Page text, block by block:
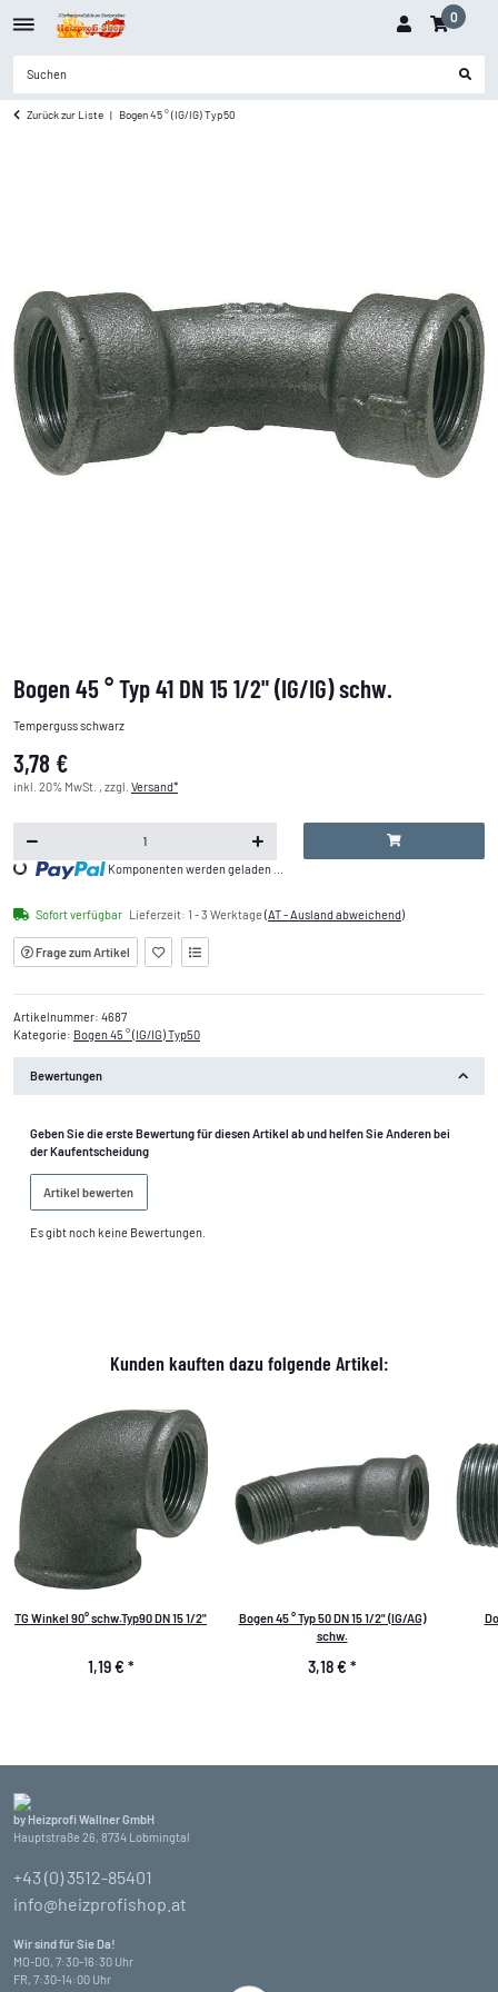
0
Zurück zur Liste Bogen 45 ° (IG/IG) Typ50
Bogen 45 ° Typ 41 DN 15 1/2" (IG/IG) schw.
Temperguss schwarz
3,78 €
inkl. 20% MwSt. , zzgl. Versand*
Loading... Komponenten werden geladen ...
Sofort verfügbar Lieferzeit: 1 - 3 Werktage(AT - Ausland abweichend)
Frage zum Artikel
Artikelnummer: 4687
Kategorie: Bogen 45 ° (IG/IG) Typ50
Bewertungen
Geben Sie die erste Bewertung für diesen Artikel ab und helfen Sie Anderen bei
der Kaufentscheidung
Artikel bewerten
Es gibt noch keine Bewertungen.
Kunden kauften dazu folgende Artikel:
TG Winkel 90° schw.Typ90 DN 15 1/2"
1,19 € *
Bogen 45 ° Typ 50 DN 15 1/2" (IG/AG)
schw.
3,18 € *
by Heizprofi Wallner GmbH
Hauptstraße 26, 8734 Lobmingtal
+43 (0) 3512-85401
info@heizprofishop.at
Wir sind für Sie Da!
MO-DO, 7:30-16:30 Uhr
FR, 7:30-14:00 Uhr